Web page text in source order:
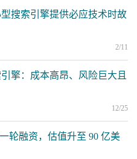
搜索引擎提供必应技术时故
2/11
擎：成本高昂、风险巨大且
12/25
轮融资，估值升至 90 亿美